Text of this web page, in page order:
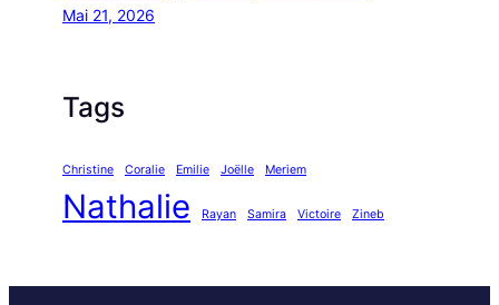
Mai 21, 2026
Tags
Christine Coralie Emilie Joëlle Meriem
Nathalie Rayan Samira Victoire Zineb